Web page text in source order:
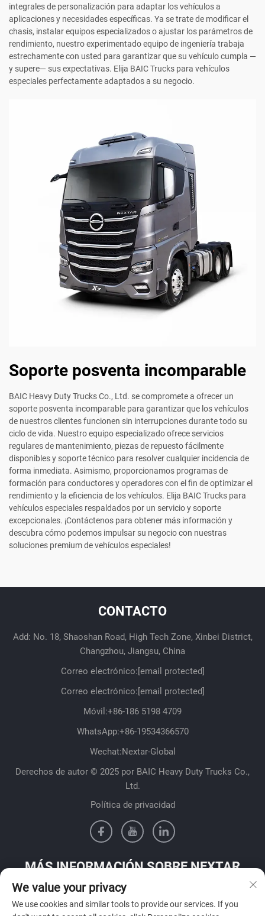
integrales de personalización para adaptar los vehículos a
aplicaciones y necesidades específicas. Ya se trate de modificar el
chasis, instalar equipos especializados o ajustar los parámetros de
rendimiento, nuestro experimentado equipo de ingeniería trabaja
estrechamente con usted para garantizar que su vehículo cumpla —
y supere— sus expectativas. Elija BAIC Trucks para vehículos
especiales perfectamente adaptados a su negocio.
Soporte posventa incomparable
BAIC Heavy Duty Trucks Co., Ltd. se compromete a ofrecer un
soporte posventa incomparable para garantizar que los vehículos
de nuestros clientes funcionen sin interrupciones durante todo su
ciclo de vida. Nuestro equipo especializado ofrece servicios
regulares de mantenimiento, piezas de repuesto fácilmente
disponibles y soporte técnico para resolver cualquier incidencia de
forma inmediata. Asimismo, proporcionamos programas de
formación para conductores y operadores con el fin de optimizar el
rendimiento y la eficiencia de los vehículos. Elija BAIC Trucks para
vehículos especiales respaldados por un servicio y soporte
excepcionales. ¡Contáctenos para obtener más información y
descubra cómo podemos impulsar su negocio con nuestras
soluciones premium de vehículos especiales!
CONTACTO
Add: No. 18, Shaoshan Road, High Tech Zone, Xinbei District,
Changzhou, Jiangsu, China
Correo electrónico:[email protected]
Correo electrónico:[email protected]
Móvil:+86-186 5198 4709
WhatsApp:+86-19534366570
Wechat:Nextar-Global
Derechos de autor © 2025 por BAIC Heavy Duty Trucks Co.,
Ltd.
Política de privacidad
MÁS INFORMACIÓN SOBRE NEXTAR
Póngase en contacto con nuestro equipo de ventas en su país
We value your privacy
We use cookies and similar tools to provide our services. If you